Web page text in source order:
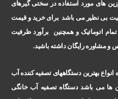
های مورد استفاده در سختی گیرهای
بی نظیر می باشد برای خرید و قیمت
اتوماتیک و همچنین برآورد ظرفیت
و مشاوره رایگان داشته باشید.
انواع بهترین دستگاههای تصفیه کننده آب
ها می باشد دستگاه تصفیه آب خانگی